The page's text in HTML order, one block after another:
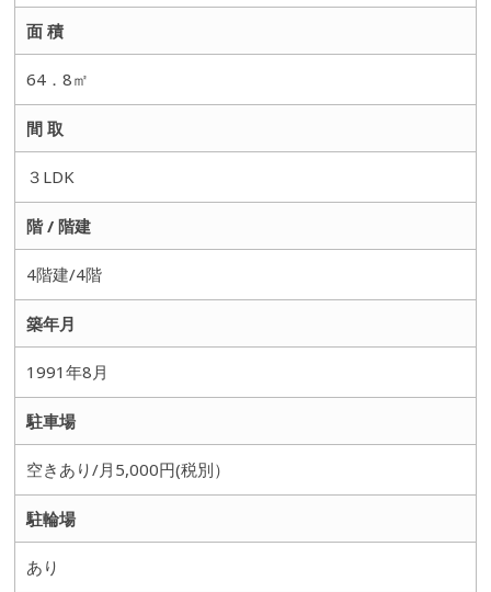
面 積
64．8㎡
間 取
３LDK
階 / 階建
4階建/4階
築年月
1991年8月
駐車場
空きあり/月5,000円(税別）
駐輪場
あり